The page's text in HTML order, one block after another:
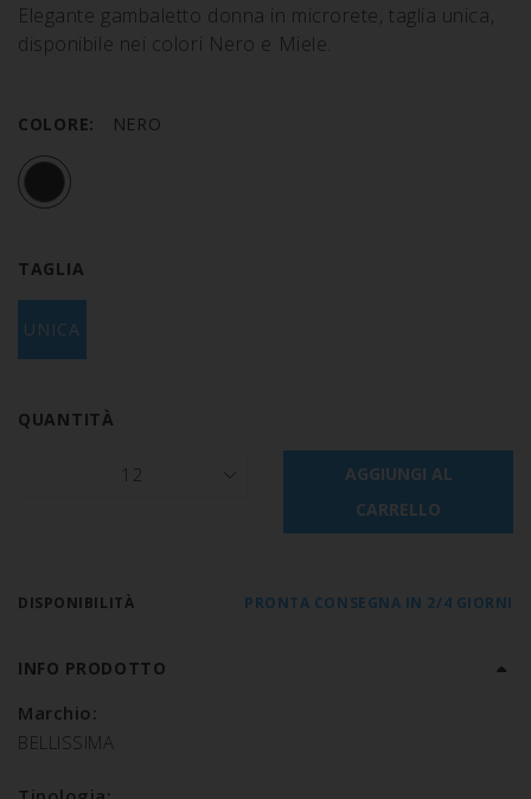
Elegante gambaletto donna in microrete, taglia unica,
disponibile nei colori Nero e Miele.
COLORE: NERO
TAGLIA
UNICA
QUANTITÀ
12
AGGIUNGI AL
CARRELLO
DISPONIBILITÀ PRONTA CONSEGNA IN 2/4 GIORNI
INFO PRODOTTO
Marchio:
BELLISSIMA